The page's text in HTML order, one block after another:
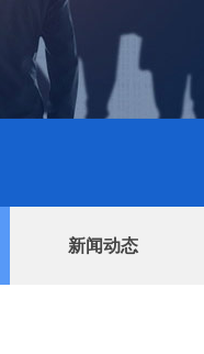
新闻动态